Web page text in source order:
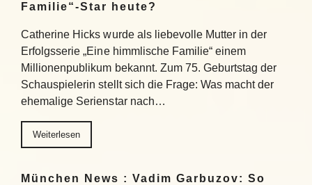
Familie“-Star heute?
Catherine Hicks wurde als liebevolle Mutter in der
Erfolgsserie „Eine himmlische Familie“ einem
Millionenpublikum bekannt. Zum 75. Geburtstag der
Schauspielerin stellt sich die Frage: Was macht der
ehemalige Serienstar nach…
Weiterlesen
München News : Vadim Garbuzov: So